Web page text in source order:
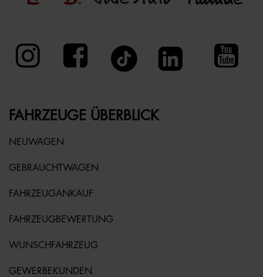
FAHRZEUGE ÜBERBLICK
NEUWAGEN
GEBRAUCHTWAGEN
FAHRZEUGANKAUF
FAHRZEUGBEWERTUNG
WUNSCHFAHRZEUG
GEWERBEKUNDEN